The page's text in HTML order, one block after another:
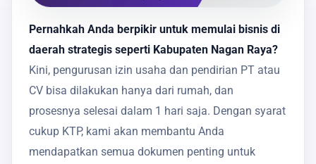
Pernahkah Anda berpikir untuk memulai bisnis di
daerah strategis seperti Kabupaten Nagan Raya?
Kini, pengurusan izin usaha dan pendirian PT atau
CV bisa dilakukan hanya dari rumah, dan
prosesnya selesai dalam 1 hari saja. Dengan syarat
cukup KTP, kami akan membantu Anda
mendapatkan semua dokumen penting untuk